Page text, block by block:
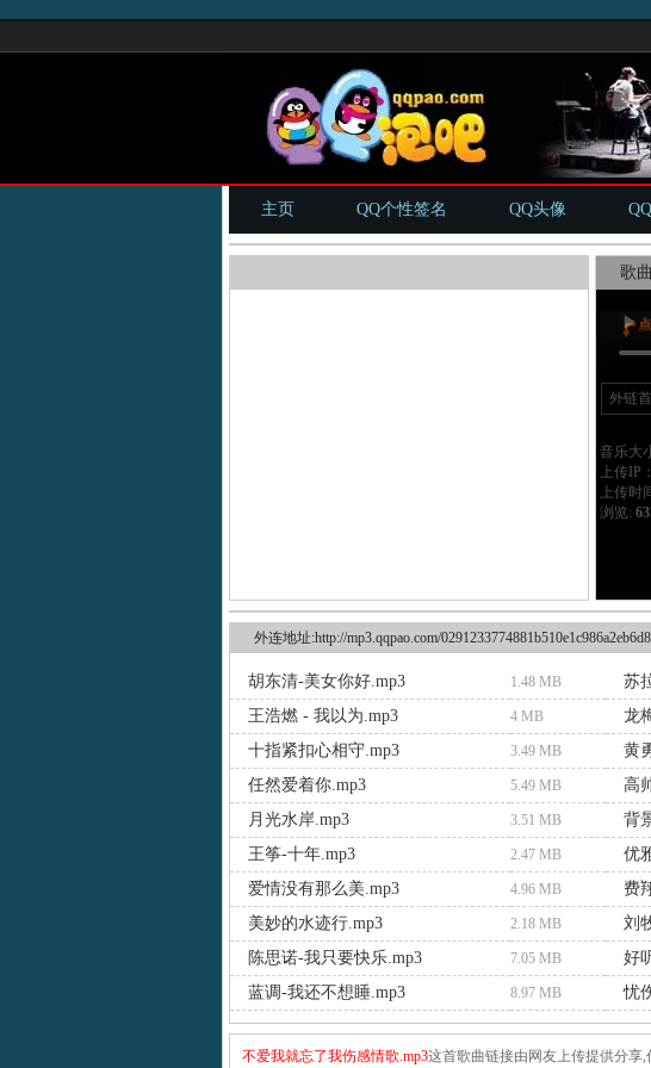
主页 QQ个性签名 QQ头像
歌
外链
音乐大
上传IP
上传时
浏览:
外连地址:http://mp3.qqpao.com/
胡东清-美女你好.mp3 1.48 MB 苏
王浩燃 - 我以为.mp3 4 MB 龙
十指紧扣心相守.mp3 3.49 MB 黄
任然爱着你.mp3 5.49 MB 高
月光水岸.mp3 3.51 MB 背
王筝-十年.mp3 2.47 MB 优
爱情没有那么美.mp3 4.96 MB 费
美妙的水迹行.mp3 2.18 MB 刘
陈思诺-我只要快乐.mp3 7.05 MB 好
蓝调-我还不想睡.mp3 8.97 MB 忧
不爱我就忘了我伤感情歌.mp3这首歌曲链接由网友上传提供分享,